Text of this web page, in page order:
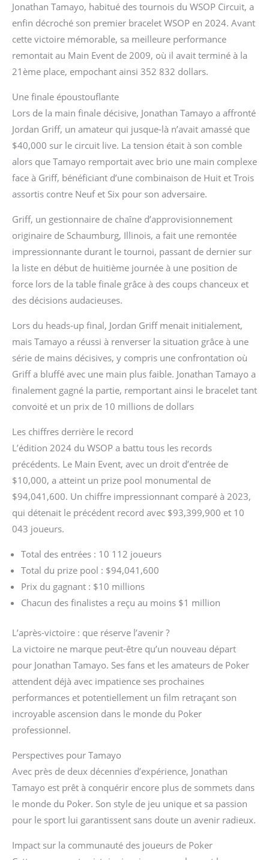
Jonathan Tamayo, habitué des tournois du WSOP Circuit, a
enfin décroché son premier bracelet WSOP en 2024. Avant
cette victoire mémorable, sa meilleure performance
remontait au Main Event de 2009, où il avait terminé à la
21ème place, empochant ainsi 352 832 dollars.
Une finale époustouflante
Lors de la main finale décisive, Jonathan Tamayo a affronté
Jordan Griff, un amateur qui jusque-là n’avait amassé que
$40,000 sur le circuit live. La tension était à son comble
alors que Tamayo remportait avec brio une main complexe
face à Griff, bénéficiant d’une combinaison de Huit et Trois
assortis contre Neuf et Six pour son adversaire.
Griff, un gestionnaire de chaîne d’approvisionnement
originaire de Schaumburg, Illinois, a fait une remontée
impressionnante durant le tournoi, passant de dernier sur
la liste en début de huitième journée à une position de
force lors de la table finale grâce à des coups chanceux et
des décisions audacieuses.
Lors du heads-up final, Jordan Griff menait initialement,
mais Tamayo a réussi à renverser la situation grâce à une
série de mains décisives, y compris une confrontation où
Griff a bluffé avec une main plus faible. Jonathan Tamayo a
finalement gagné la partie, remportant ainsi le bracelet tant
convoité et un prix de 10 millions de dollars​
Les chiffres derrière le record
L’édition 2024 du WSOP a battu tous les records
précédents. Le Main Event, avec un droit d’entrée de
$10,000, a atteint un prize pool monumental de
$94,041,600. Un chiffre impressionnant comparé à 2023,
qui détenait le précédent record avec $93,399,900 et 10
043 joueurs.
Total des entrées : 10 112 joueurs
Total du prize pool : $94,041,600
Prix du gagnant : $10 millions
Chacun des finalistes a reçu au moins $1 million
L’après-victoire : que réserve l’avenir ?
La victoire ne marque peut-être qu’un nouveau départ
pour Jonathan Tamayo. Ses fans et les amateurs de Poker
attendent déjà avec impatience ses prochaines
performances et potentiellement un film retraçant son
incroyable ascension dans le monde du Poker
professionnel.
Perspectives pour Tamayo
Avec près de deux décennies d’expérience, Jonathan
Tamayo est prêt à conquérir encore plus de sommets dans
le monde du Poker. Son style de jeu unique et sa passion
pour le sport lui garantissent sans doute un avenir radieux.
Impact sur la communauté des joueurs de Poker